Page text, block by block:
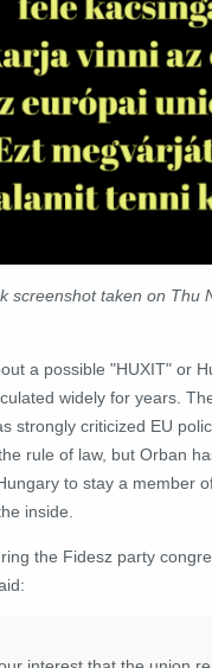
screenshot taken on Thu
a possible "HUXIT" or
widely for years.
strongly criticized EU
rule of law, but Orban
to stay a member
inside.
the Fidesz party